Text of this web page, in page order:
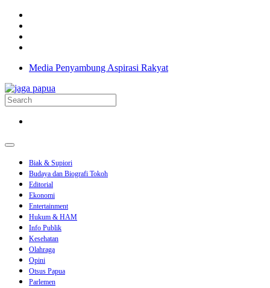
Media Penyambung Aspirasi Rakyat
Biak & Supiori
Budaya dan Biografi Tokoh
Editorial
Ekonomi
Entertainment
Hukum & HAM
Info Publik
Kesehatan
Olahraga
Opini
Otsus Papua
Parlemen